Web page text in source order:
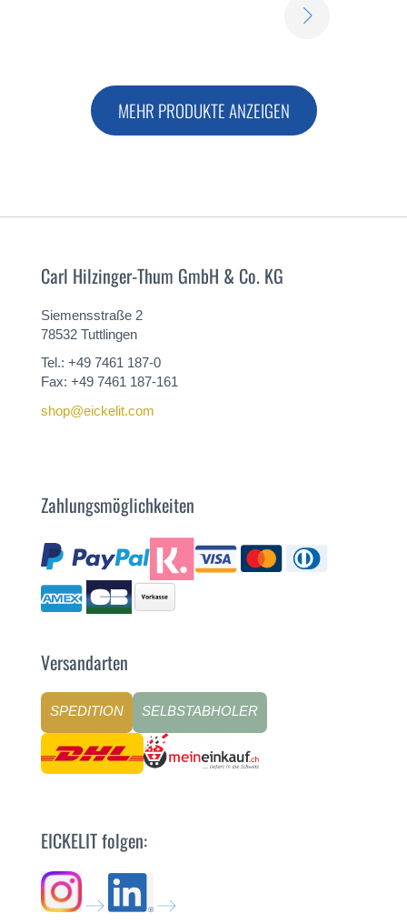
MEHR PRODUKTE ANZEIGEN
Carl Hilzinger-Thum GmbH & Co. KG
Siemensstraße 2
78532 Tuttlingen
Tel.: +49 7461 187-0
Fax: +49 7461 187-161
shop@eickelit.com
Zahlungsmöglichkeiten
Versandarten
SPEDITION SELBSTABHOLER
EICKELIT folgen: